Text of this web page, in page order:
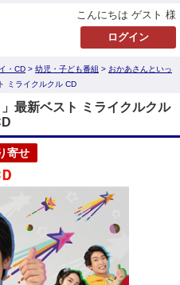
こんにちは ゲスト 様
・CD > 幼児・子ども番組 > おかあさんといっ
ミライクルクル CD
最新ベスト ミライクルクル
寄せ